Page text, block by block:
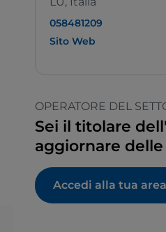
058481209
Sito Web
OPERATORE DEL
Sei il titolare
aggiornare
Accedi alla tua